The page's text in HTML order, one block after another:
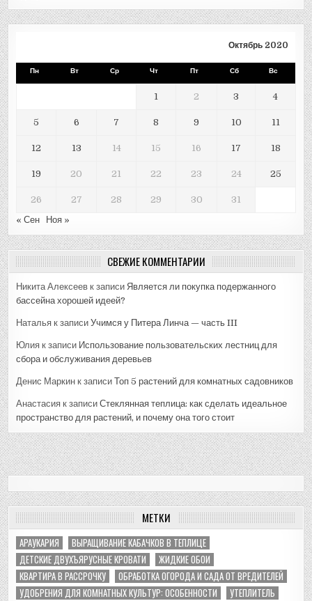
Октябрь 2020
Пн Вт Ср Чт Пт Сб Вс
1 2 3 4
5 6 7 8 9 10 11
12 13 14 15 16 17 18
19 20 21 22 23 24 25
26 27 28 29 30
31
« Сен
Ноя »
СВЕЖИЕ КОММЕНТАРИИ
Никита Алексеев к записи Является ли покупка подержанного
бассейна хорошей идеей?
Наталья к записиУчимся у Питера Линча — часть III
Юлия к записи Использование пользовательских лестниц для
сбора и обслуживания деревьев
Денис Маркин к записиТоп 5 растений для комнатных садовников
Анастасия к записиСтеклянная теплица: как сделать идеальное
пространство для растений, и почему она того стоит
МЕТКИ
АРАУКАРИЯ
ВЫРАЩИВАНИЕ КАБАЧКОВ В ТЕПЛИЦЕ
ДЕТСКИЕ ДВУХЪЯРУСНЫЕ КРОВАТИ
ЖИДКИЕ ОБОИ
КВАРТИРА В РАССРОЧКУ
ОБРАБОТКА ОГОРОДА И САДА ОТ ВРЕДИТЕЛЕЙ
УДОБРЕНИЯ ДЛЯ КОМНАТНЫХ КУЛЬТУР: ОСОБЕННОСТИ
УТЕПЛИТЕЛЬ